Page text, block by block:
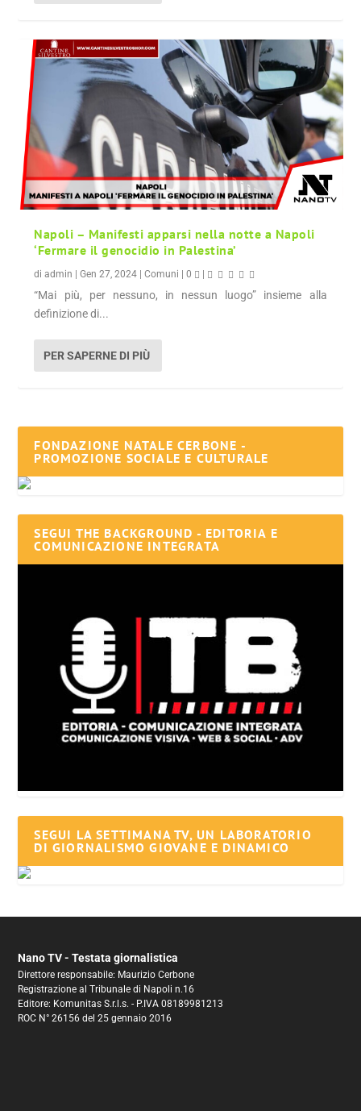
Napoli – Manifesti apparsi nella notte a Napoli
‘Fermare il genocidio in Palestina’
diadmin |Gen 27, 2024 |Comuni |0
“Mai più, per nessuno, in nessun luogo” insieme alla
definizione di...
PER SAPERNE DI PIÙ
FONDAZIONE NATALE CERBONE -
PROMOZIONE SOCIALE E CULTURALE
SEGUI THE BACKGROUND - EDITORIA E
COMUNICAZIONE INTEGRATA
SEGUI LA SETTIMANA TV, UN LABORATORIO
DI GIORNALISMO GIOVANE E DINAMICO
Nano TV - Testata giornalistica
Direttore responsabile: Maurizio Cerbone
Registrazione al Tribunale di Napoli n.16
Editore: Komunitas S.r.l.s. - P.IVA 08189981213
ROC N° 26156 del 25 gennaio 2016